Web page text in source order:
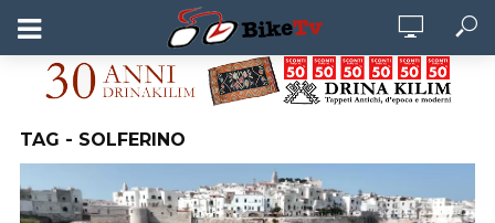
TAG - SOLFERINO